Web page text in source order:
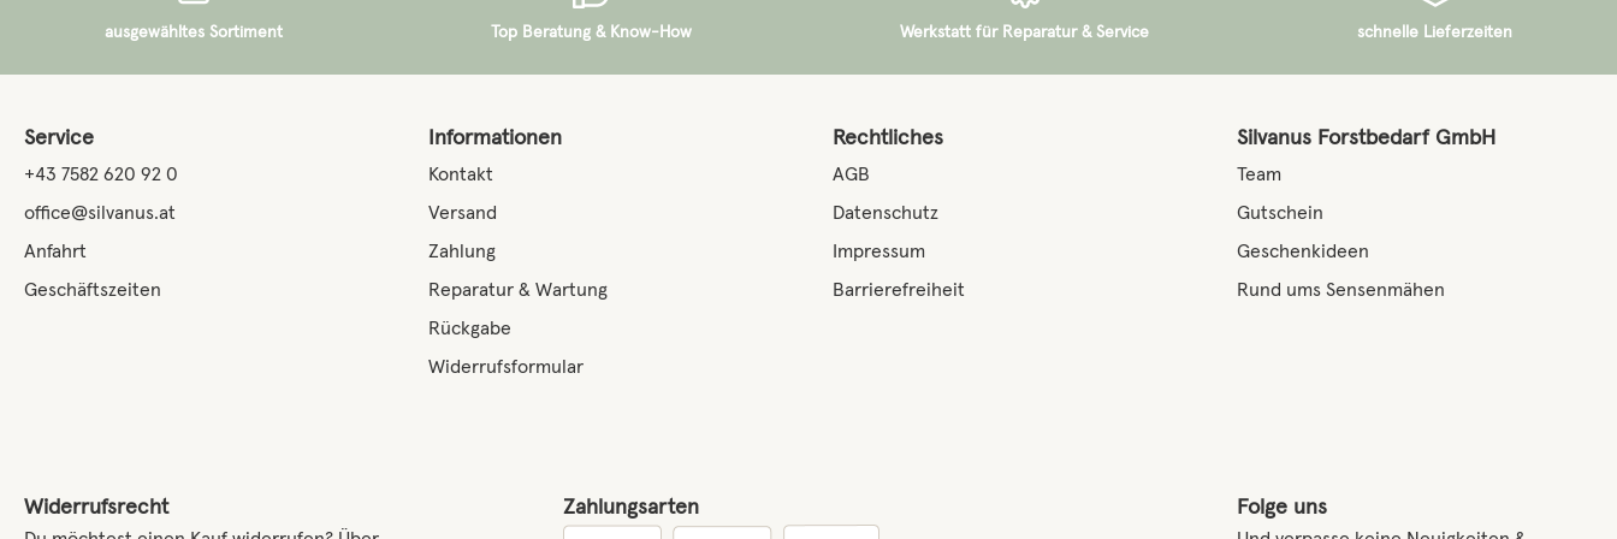
ausgewähltes Sortiment Top Beratung & Know-How Werkstatt für Reparatur & Service schnelle Lieferzeiten
Service
+43 7582 620 92 0
office@silvanus.at
Anfahrt
Geschäftszeiten
Informationen
Kontakt
Versand
Zahlung
Reparatur & Wartung
Rückgabe
Widerrufsformular
Rechtliches
AGB
Datenschutz
Impressum
Barrierefreiheit
Silvanus Forstbedarf GmbH
Team
Gutschein
Geschenkideen
Rund ums Sensenmähen
Widerrufsrecht Zahlungsarten Folge uns